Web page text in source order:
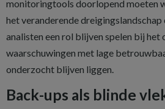
monitoringtools doorlopend moeten
het veranderende dreigingslandschap
analisten een rol blijven spelen bij het
waarschuwingen met lage
onderzocht blijven liggen.
Back-ups als blinde